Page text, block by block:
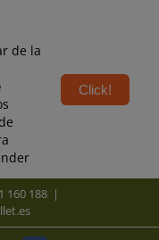
de la
Click!
160 188 |